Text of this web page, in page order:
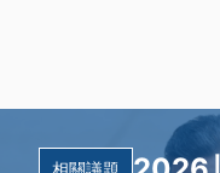
相關議題